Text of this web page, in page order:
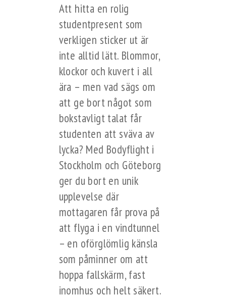
Att hitta en rolig
studentpresent som
verkligen sticker ut är
inte alltid lätt. Blommor,
klockor och kuvert i all
ära – men vad sägs om
att ge bort något som
bokstavligt talat får
studenten att sväva av
lycka? Med Bodyflight i
Stockholm och Göteborg
ger du bort en unik
upplevelse där
mottagaren får prova på
att flyga i en vindtunnel
– en oförglömlig känsla
som påminner om att
hoppa fallskärm, fast
inomhus och helt säkert.